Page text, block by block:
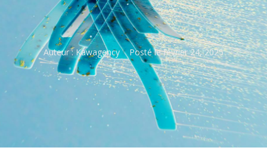
Auteur :Kawagency Posté lefévrier 24, 2025